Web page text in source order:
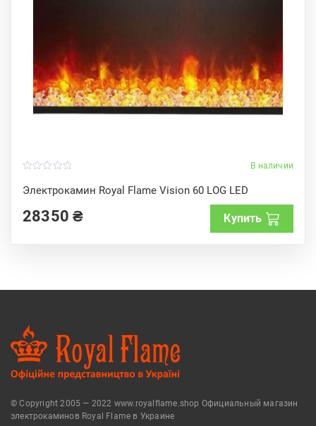
В наличии
Электрокамин Royal Flame Vision 60 LOG LED
o
u
o
f
28350₴ Купить
© Copyright 2005 — 2022 www.royalflame.shop Официальный магазин
электрокаминов Royal Flame в Украине